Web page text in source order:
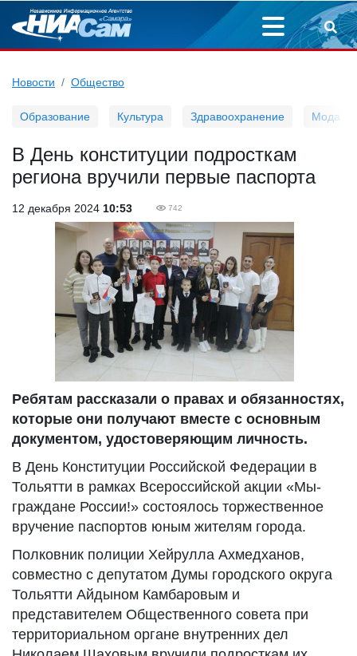
Новости Общество
Образование Культура Здравоохранение Мода
В День конституции подросткам
региона вручили первые паспорта
12 декабря 2024 10:53 742
Ребятам рассказали о правах и обязанностях,
которые они получают вместе с основным
документом, удостоверяющим личность.
В День Конституции Российской Федерации в
Тольятти в рамках Всероссийской акции «Мы-
граждане России!» состоялось торжественное
вручение паспортов юным жителям города.
Полковник полиции Хейрулла Ахмедханов,
совместно с депутатом Думы городского округа
Тольятти Айдыном Камбаровым и
представителем Общественного совета при
территориальном органе внутренних дел